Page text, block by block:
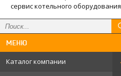
сервис котельного оборудования
Каталог компании